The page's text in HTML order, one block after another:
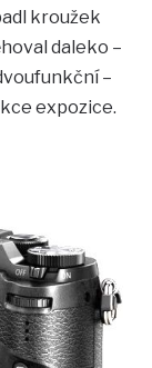
kroužek
daleko –
–
expozice.